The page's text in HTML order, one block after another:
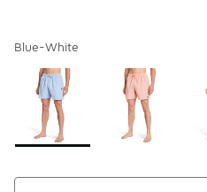
Blue-White
Seite 1 von 1 zeigt die
Bitte wählen Sie einen Stil